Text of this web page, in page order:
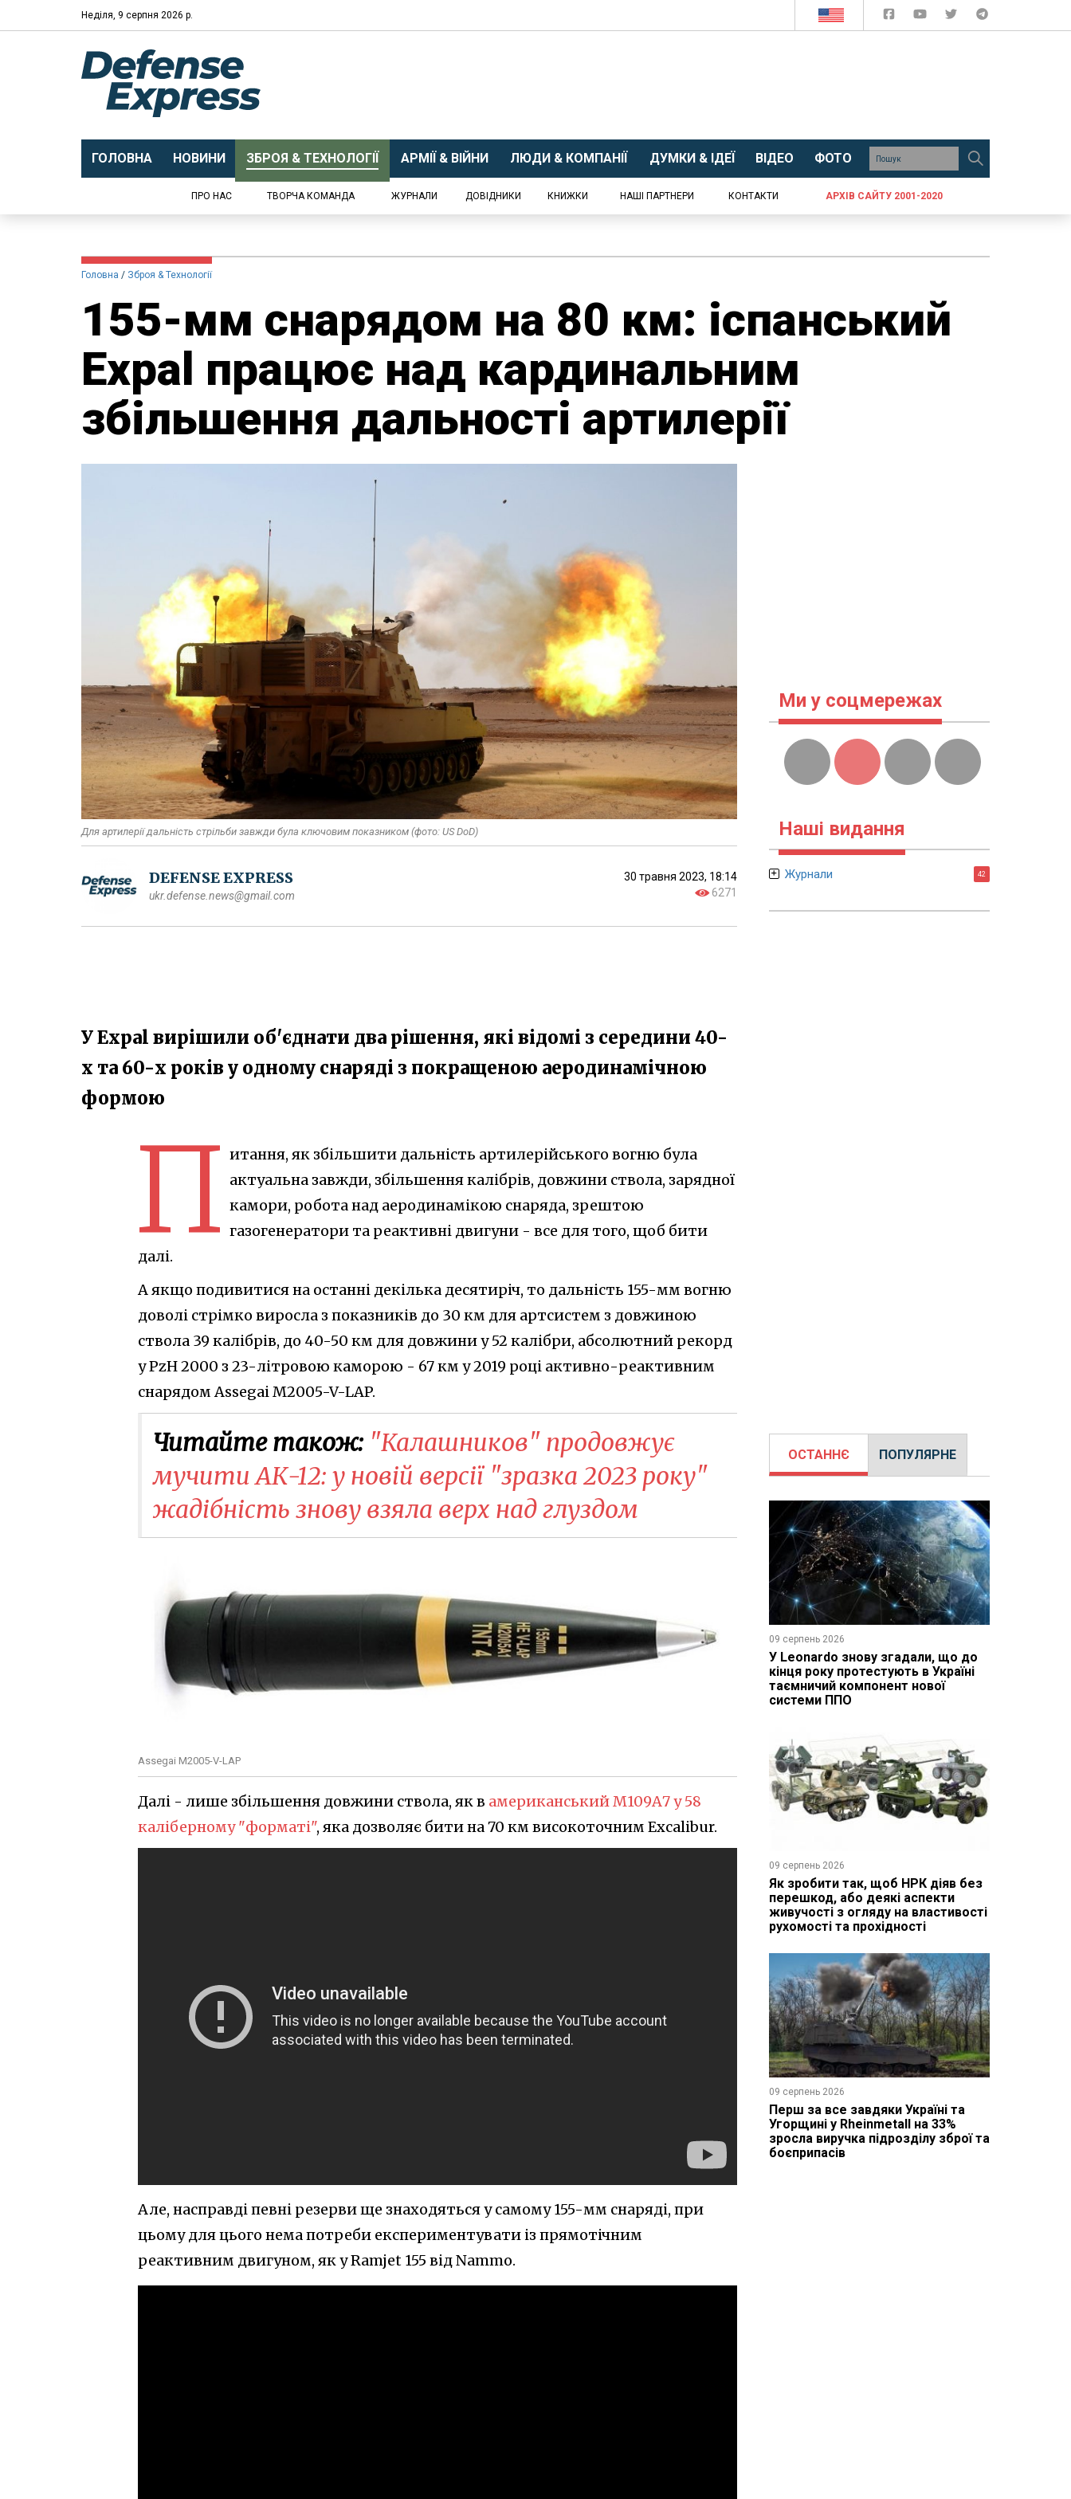
Неділя, 9 серпня 2026 р.
ГОЛОВНА НОВИНИ ЗБРОЯ & ТЕХНОЛОГІЇ АРМІЇ & ВІЙНИ ЛЮДИ & КОМПАНІЇ ДУМКИ & ІДЕЇ ВІДЕО ФОТО
ПРО НАС ТВОРЧА КОМАНДА ЖУРНАЛИ ДОВІДНИКИ КНИЖКИ НАШІ ПАРТНЕРИ КОНТАКТИ АРХІВ САЙТУ 2001-2020
Головна Зброя & Технології
155-мм снарядом на 80 км: іспанський
Expal працює над кардинальним
збільшення дальності артилерії
Для артилерії дальність стрільби завжди була ключовим показником (фото: US DoD)
DEFENSE EXPRESS
ukr.defense.news@gmail.com
30 травня 2023, 18:14
6271
У Expal вирішили об'єднати два рішення, які відомі з середини 40-
х та 60-х років у одному снаряді з покращеною аеродинамічною
формою
П итання, як збільшити дальність артилерійського вогню була
актуальна завжди, збільшення калібрів, довжини ствола, зарядної
камори, робота над аеродинамікою снаряда, зрештою
газогенератори та реактивні двигуни - все для того, щоб бити
далі.
А якщо подивитися на останні декілька десятиріч, то дальність 155-мм вогню
доволі стрімко виросла з показників до 30 км для артсистем з довжиною
ствола 39 калібрів, до 40-50 км для довжини у 52 калібри, абсолютний рекорд
у PzH 2000 з 23-літровою каморою - 67 км у 2019 році активно-реактивним
снарядом Assegai M2005-V-LAP.
Читайте також: "Калашников" продовжує
мучити АК-12: у новій версії "зразка 2023 року"
жадібність знову взяла верх над глуздом
Assegai M2005-V-LAP
Далі - лише збільшення довжини ствола, як в американський M109А7 у 58
каліберному "форматі", яка дозволяє бити на 70 км високоточним Excalibur.
Але, насправді певні резерви ще знаходяться у самому 155-мм снаряді, при
цьому для цього нема потреби експериментувати із прямотічним
реактивним двигуном, як у Ramjet 155 від Nammo.
Ми у соцмережах
Наші видання
Журнали 42
ОСТАННЄ ПОПУЛЯРНЕ
09 серпень 2026
У Leonardo знову згадали, що до
кінця року протестують в Україні
таємничий компонент нової
системи ППО
09 серпень 2026
Як зробити так, щоб НРК діяв без
перешкод, або деякі аспекти
живучості з огляду на властивості
рухомості та прохідності
09 серпень 2026
Перш за все завдяки Україні та
Угорщині у Rheinmetall на 33%
зросла виручка підрозділу зброї та
боєприпасів